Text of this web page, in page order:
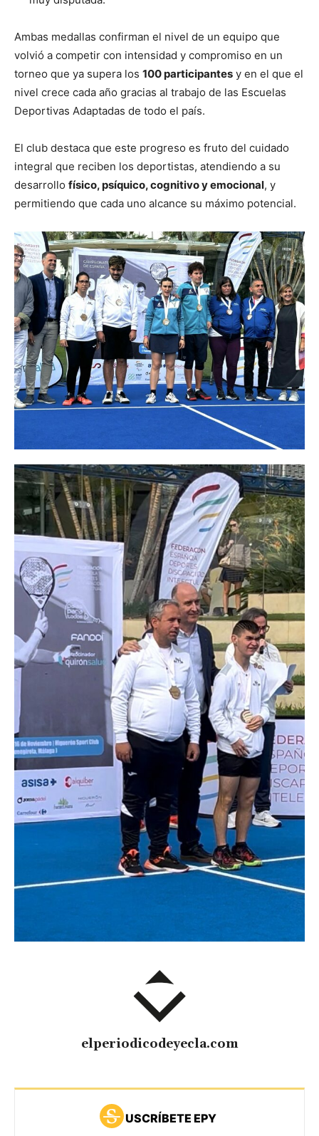
Ambas medallas confirman el nivel de un equipo que
volvió a competir con intensidad y compromiso en un
torneo que ya supera los 100 participantes y en el que el
nivel crece cada año gracias al trabajo de las Escuelas
Deportivas Adaptadas de todo el país.
El club destaca que este progreso es fruto del cuidado
integral que reciben los deportistas, atendiendo a su
desarrollo físico, psíquico, cognitivo y emocional, y
permitiendo que cada uno alcance su máximo potencial.
elperiodicodeyecla.com
USCRÍBETE EPY